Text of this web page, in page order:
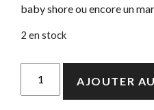
baby shore ou encore un
2 en stock
Gobelets
AJOUTER